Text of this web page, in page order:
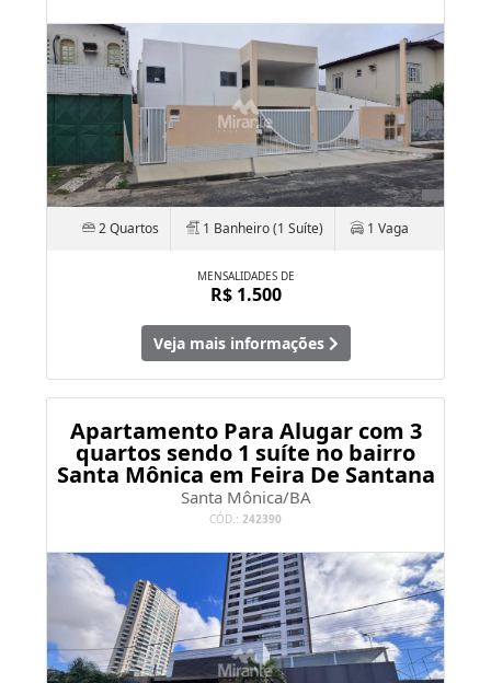
2 Quartos 1 Banheiro (1 Suíte) 1 Vaga
MENSALIDADES DE
R$ 1.500
Veja mais informações
Apartamento Para Alugar com 3
quartos sendo 1 suíte no bairro
Santa Mônica em Feira De Santana
Santa Mônica/BA
CÓD.: 242390